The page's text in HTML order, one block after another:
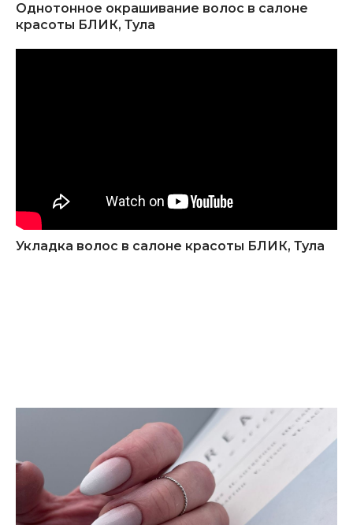
Однотонное окрашивание волос в салоне
красоты БЛИК, Тула
Укладка волос в салоне красоты БЛИК, Тула